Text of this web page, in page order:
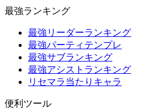
最強ランキング
最強リーダーランキング
最強パーティテンプレ
最強サブランキング
最強アシストランキング
リセマラ当たりキャラ
便利ツール